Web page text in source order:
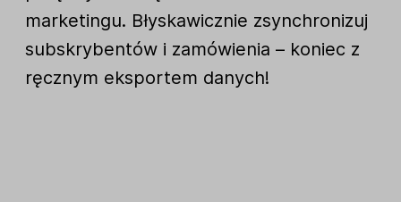
marketingu. Błyskawicznie zsynchronizuj
subskrybentów i zamówienia – koniec z
ręcznym eksportem danych!